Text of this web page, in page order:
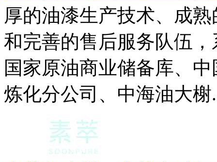
厚的油漆生产技术、成
和完善的售后服务队伍
国家原油商业储备库、
炼化分公司、中海油大榭